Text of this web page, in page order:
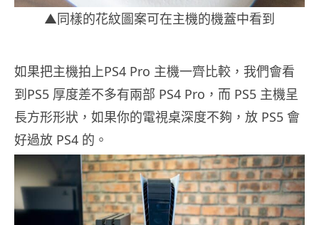
▲同樣的花紋圖案可在主機的機蓋中看到
如果把主機拍上PS4 Pro 主機一齊比較，我們會看
到PS5 厚度差不多有兩部 PS4 Pro，而 PS5 主機呈
長方形形狀，如果你的電視桌深度不夠，放 PS5 會
好過放 PS4 的。